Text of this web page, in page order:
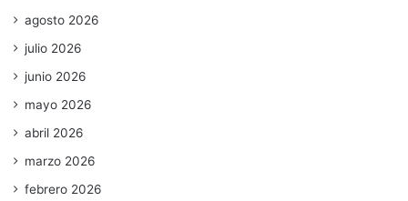
agosto 2026
julio 2026
junio 2026
mayo 2026
abril 2026
marzo 2026
febrero 2026